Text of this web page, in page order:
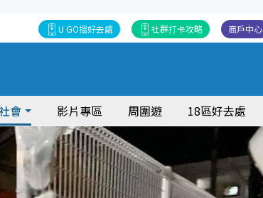
商戶中心
社群打卡攻略
U GO搵好去處
會 影片專區 周圍遊 18區好去處